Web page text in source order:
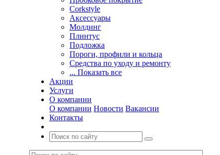
Corkstyle
Аксессуары
Молдинг
Плинтус
Подложка
Пороги, профили и кольца
Средства по уходу и ремонту
... Показать все
Акции
Услуги
О компании
О компании Новости Вакансии
Контакты